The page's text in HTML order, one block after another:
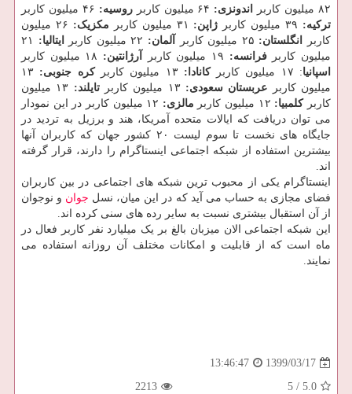
۸۲ میلیون کاربر
اندونزی: ۶۴ میلیون کاربر روسیه: ۴۶ میلیون کاربر
ترکیه: ۳۹ میلیون کاربر ژاپن: ۳۱ میلیون کاربر مکزیک:
۲۶ میلیون
کاربر
انگلستان: ۲۵ میلیون کاربر آلمان: ۲۲ میلیون کاربر ایتالیا:
۲۱
میلیون کاربرفرانسه: ۱۹ میلیون کاربر آرژانتین: ۱۸ میلیون کاربر
اسپانیا: ۱۷ میلیون کاربر کانادا: ۱۳ میلیون کاربر کره جنوبی: ۱۳
میلیون کاربر عربستان سعودی: ۱۳ میلیون کاربر تایلند:
۱۳ میلیون
کاربرکلمبیا: ۱۲ میلیون کاربر مالزی:
۱۲ میلیون کاربر در این نمودار
می توان دریافت که ایالات متحده آمریکا، هند و برزیل به تردید در
جایگاه های نخست تا سوم لیست ۲۰ کشور جهان که کاربران آنها
بیشترین استفاده از شبکه اجتماعی اینستاگرام را دارند، قرار گرفته
اند.
اینستاگرام یکی از محبوب ترین شبکه های اجتماعی در بین کاربران
فضای مجازی به حساب می آید که در این میان، نسل جوان و نوجوان
از آن استقبال بیشتری نسبت به سایر رده های سنی کرده اند.
این شبکه اجتماعی الان میزبان بالغ بر یک میلیارد نفر کاربر فعال در
ماه است که از قابلیت و امکانات مختلف آن روزانه استفاده می
نمایند.
1399/03/17
13:46:47
5.0
/
5
2213